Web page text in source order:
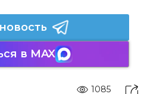
в MAX
1085